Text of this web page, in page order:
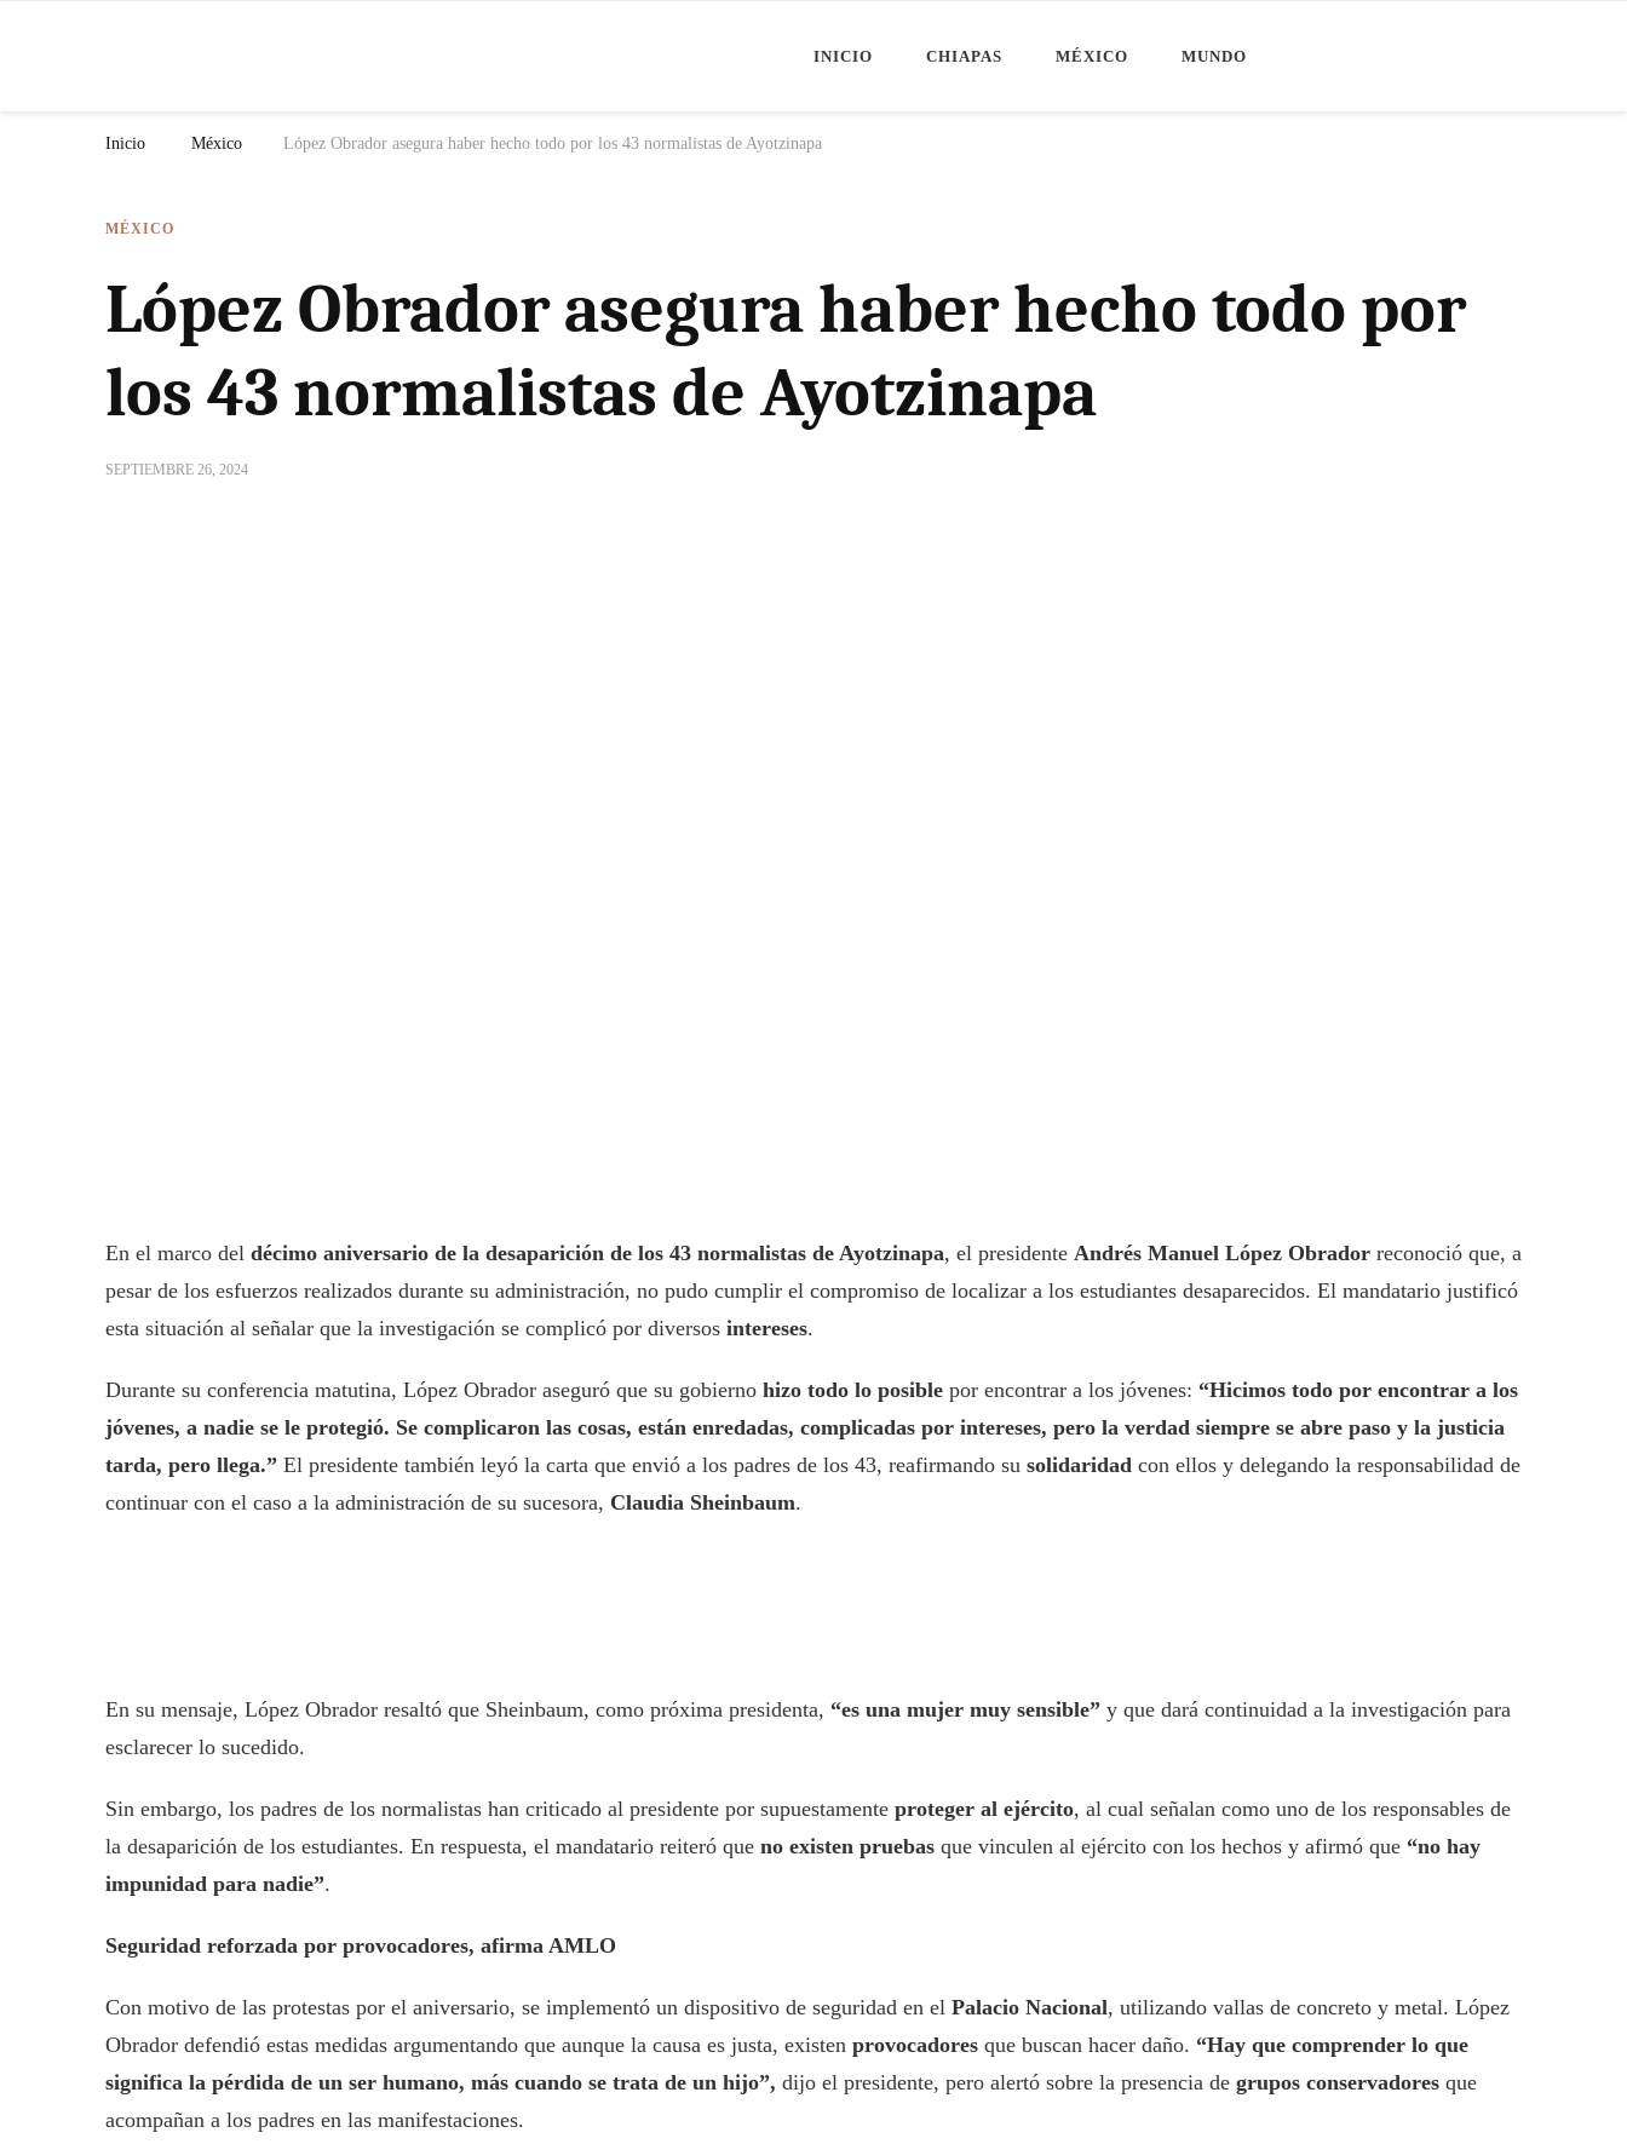
INICIO CHIAPAS MÉXICO MUNDO
Inicio México López Obrador asegura haber hecho todo por los 43 normalistas de Ayotzinapa
MÉXICO
López Obrador asegura haber hecho todo por
los 43 normalistas de Ayotzinapa
SEPTIEMBRE 26, 2024
En el marco del décimo aniversario de la desaparición de los 43 normalistas de Ayotzinapa, el presidente Andrés Manuel López Obrador reconoció que, a
pesar de los esfuerzos realizados durante su administración, no pudo cumplir el compromiso de localizar a los estudiantes desaparecidos. El mandatario justificó
esta situación al señalar que la investigación se complicó por diversos intereses.
Durante su conferencia matutina, López Obrador aseguró que su gobierno hizo todo lo posible por encontrar a los jóvenes: “Hicimos todo por encontrar a los
jóvenes, a nadie se le protegió. Se complicaron las cosas, están enredadas, complicadas por intereses, pero la verdad siempre se abre paso y la justicia
tarda, pero llega.” El presidente también leyó la carta que envió a los padres de los 43, reafirmando su solidaridad con ellos y delegando la responsabilidad de
continuar con el caso a la administración de su sucesora, Claudia Sheinbaum.
En su mensaje, López Obrador resaltó que Sheinbaum, como próxima presidenta, “es una mujer muy sensible” y que dará continuidad a la investigación para
esclarecer lo sucedido.
Sin embargo, los padres de los normalistas han criticado al presidente por supuestamente proteger al ejército, al cual señalan como uno de los responsables de
la desaparición de los estudiantes. En respuesta, el mandatario reiteró que no existen pruebas que vinculen al ejército con los hechos y afirmó que “no hay
impunidad para nadie”.
Seguridad reforzada por provocadores, afirma AMLO
Con motivo de las protestas por el aniversario, se implementó un dispositivo de seguridad en el Palacio Nacional, utilizando vallas de concreto y metal. López
Obrador defendió estas medidas argumentando que aunque la causa es justa, existen provocadores que buscan hacer daño. “Hay que comprender lo que
significa la pérdida de un ser humano, más cuando se trata de un hijo”, dijo el presidente, pero alertó sobre la presencia de grupos conservadores que
acompañan a los padres en las manifestaciones.